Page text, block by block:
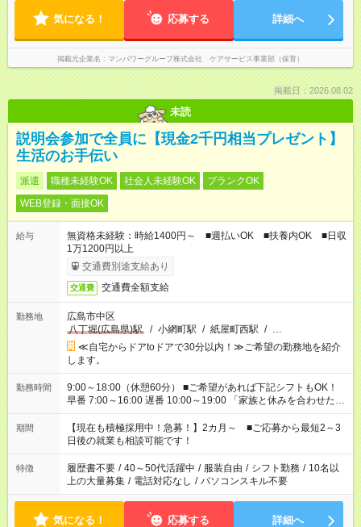
気になる！ 応募する 詳細へ
掲載元企業名 マンパワーグループ株式会社 ケアサービス事業部（保育）
掲載日：2026.08.02
未読
説明会参加で全員に【現金2千円相当プレゼント】
生活のお手伝い
派遣 職種未経験OK 社会人未経験OK
ブランクOK
WEB登録・面接OK
給与
無資格未経験：時給1400円～ ■週払いOK ■扶養内OK ■日収
1万1200円以上
交通費別途支給あり
交通費 交通費全額支給
勤務地
広島市中区
八丁堀(広島県)駅
/ 小網町駅 / 紙屋町西駅 / …
≪自宅からドアtoドアで30分以内！≫ご希望の勤務地を紹介
します。
勤務時間
9:00～18:00（休憩60分） ■ご希望があれば下記シフトもOK！
早番 7:00～16:00 遅番 10:00～19:00 「家族と休みを合わせた
い」 「余裕を持って夕飯の準備がしたい」 「できれば残業はし
たくない」 など、ご希望を教えてくださいね。 ※Wワーク希望
の方へ 今ご覧のお仕事で希望する勤務時間と、もう1つのお仕事
の勤務時間。 合計で週40時間を超える場合は応募できません。
期間
【現在も積極採用中！急募！】2カ月～ ■ご応募から最短2～3
日後の就業も相談可能です！
特徴 履歴書不要 / 40～50代活躍中 / 服装自由 / シフト勤務 / 10名以
上の大量募集 / 電話対応なし / パソコンスキル不要
気になる！ 応募する 詳細へ